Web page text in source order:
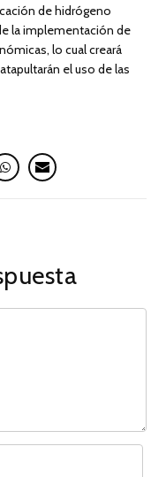
de hidrógeno
la implementación de
lo cual creará
el uso de las